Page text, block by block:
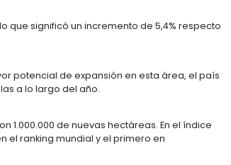
espera que en 2020, 14 ciudades
cuarta mano de obra más calificada
de nómina, reduciendo los